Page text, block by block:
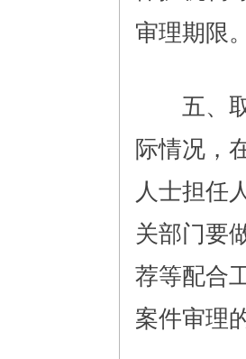
审理期限
五、取
际情况，
人士担任
关部门要
荐等配合
案件审理